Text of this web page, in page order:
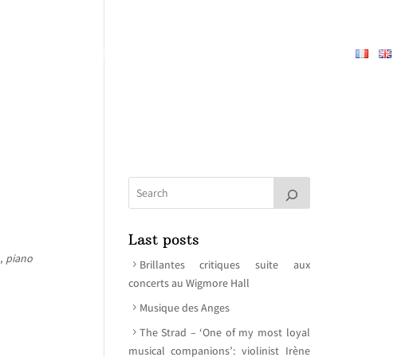
RÉPERTOIRE
, piano
Last posts
Brillantes critiques suite aux
concerts au Wigmore Hall
Musique des Anges
The Strad – ‘One of my most loyal
musical companions’: violinist Irène